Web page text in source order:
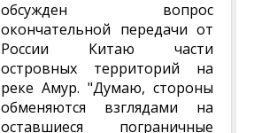
обсужден вопрос
окончательной передачи от
России Китаю части
островных территорий на
реке Амур. "Думаю, стороны
обменяются взглядами на
оставшиеся пограничные